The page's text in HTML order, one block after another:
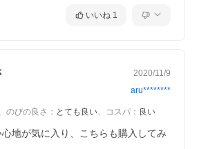
いいね 1
2020/11/9
aru********
のびの良さ ： とても良い、 コスパ ： 良い
地が気に入り、こちらも購入してみ